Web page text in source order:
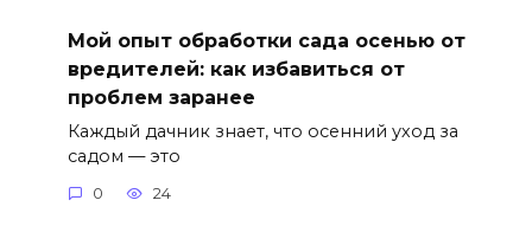
Мой опыт обработки сада осенью от
вредителей: как избавиться от
проблем заранее
Каждый дачник знает, что осенний уход за
садом — это
0 24